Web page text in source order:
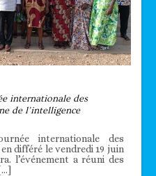
internationale des
de l’intelligence
internationale des
différé le vendredi 19 juin
l’événement a réuni des